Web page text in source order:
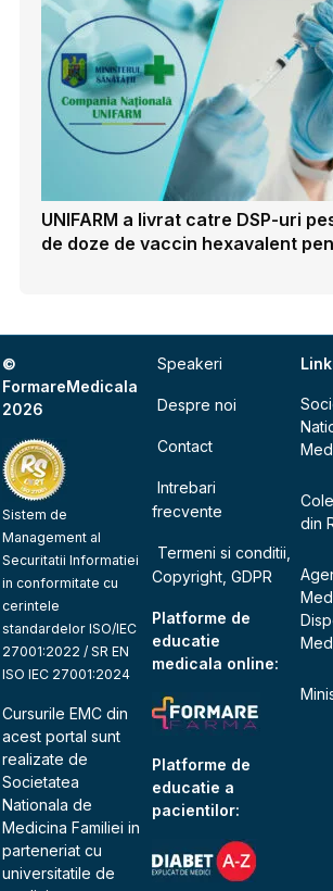
UNIFARM a livrat catre DSP-uri
de doze de vaccin hexavalent
©
FormareMedicala
2026
Sistem de
Management al
Securitatii Informatiei
in conformitate cu
cerintele
standardelor ISO/IEC
27001:2022 / SR EN
ISO IEC 27001:2024
Cursurile EMC din
acest portal sunt
realizate de
Societatea
Nationala de
Medicina Familiei in
parteneriat cu
universitatile de
Speakeri
Despre noi
Contact
Intrebari
frecvente
Termeni si conditii,
Copyright, GDPR
Platforme de
educatie
medicala online:
Platforme de
educatie a
pacientilor:
din